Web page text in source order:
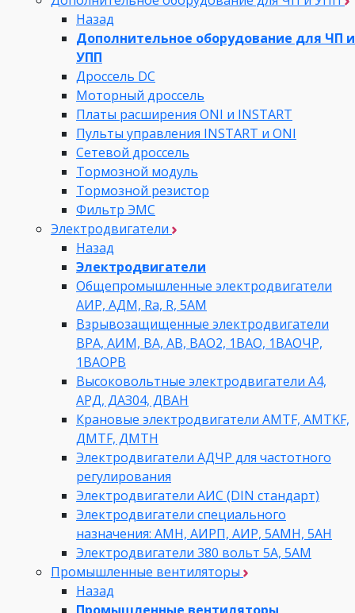
Назад
Дополнительное оборудование для ЧП и
УПП
Дроссель DC
Моторный дроссель
Платы расширения ONI и INSTART
Пульты управления INSTART и ONI
Сетевой дроссель
Тормозной модуль
Тормозной резистор
Фильтр ЭМС
Электродвигатели
Назад
Электродвигатели
Общепромышленные электродвигатели
АИР, АДМ, Ra, R, 5AM
Взрывозащищенные электродвигатели
ВРА, АИМ, ВА, АВ, ВАO2, 1ВАО, 1ВАОЧР,
1ВАОРВ
Высоковольтные электродвигатели A4,
АРД, ДАЗ04, ДВАН
Крановые электродвигатели AMTF, AMTKF,
ДMTF, ДМТН
Электродвигатели АДЧР для частотного
регулирования
Электродвигатели АИС (DIN стандарт)
Электродвигатели специального
назначения: АМН, АИРП, АИР, 5АМН, 5АН
Электродвигатели 380 вольт 5А, 5АМ
Промышленные вентиляторы
Назад